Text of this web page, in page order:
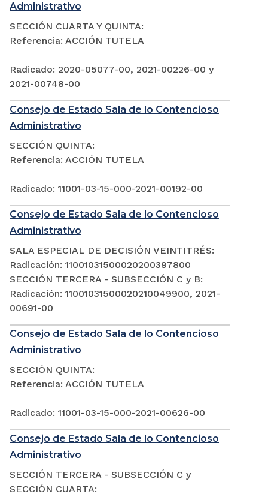
Administrativo
SECCIÓN CUARTA Y QUINTA:
Referencia: ACCIÓN TUTELA
Radicado: 2020-05077-00, 2021-00226-00 y
2021-00748-00
Consejo de Estado Sala de lo Contencioso
Administrativo
SECCIÓN QUINTA:
Referencia: ACCIÓN TUTELA
Radicado: 11001-03-15-000-2021-00192-00
Consejo de Estado Sala de lo Contencioso
Administrativo
SALA ESPECIAL DE DECISIÓN VEINTITRÉS:
Radicación: 11001031500020200397800
SECCIÓN TERCERA - SUBSECCIÓN C y B:
Radicación: 11001031500020210049900, 2021-
00691-00
Consejo de Estado Sala de lo Contencioso
Administrativo
SECCIÓN QUINTA:
Referencia: ACCIÓN TUTELA
Radicado: 11001-03-15-000-2021-00626-00
Consejo de Estado Sala de lo Contencioso
Administrativo
SECCIÓN TERCERA - SUBSECCIÓN C y
SECCIÓN CUARTA: